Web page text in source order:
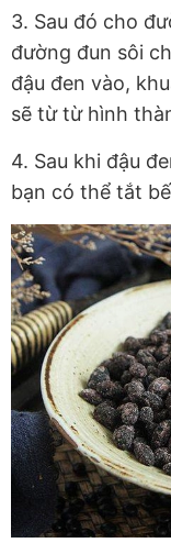
3. Sau đó cho
đường đun sôi
đậu đen vào,
sẽ từ từ hình
4. Sau khi đậu
bạn có thể tắt